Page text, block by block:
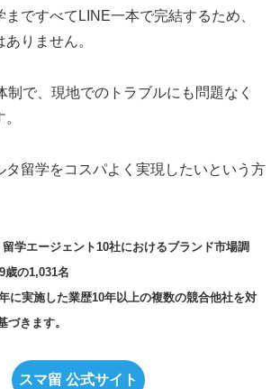
ですべてLINE一本で完結するため、
りません。
制で、現地でのトラブルにも問題なく
タ留学をコスパよく実現したいという方
学エージェント10社におけるブランド市場調
の1,031名
に実施した業歴10年以上の複数の競合他社を対
づきます。
スマ留 公式サイト